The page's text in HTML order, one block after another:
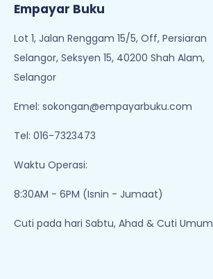
Empayar Buku
Lot 1, Jalan Renggam 15/5, Off, Persiaran
Selangor, Seksyen 15, 40200 Shah Alam,
Selangor
Emel: sokongan@empayarbuku.com
Tel: 016-7323473
Waktu Operasi:
8:30AM - 6PM (Isnin - Jumaat)
Cuti pada hari Sabtu, Ahad & Cuti Umum